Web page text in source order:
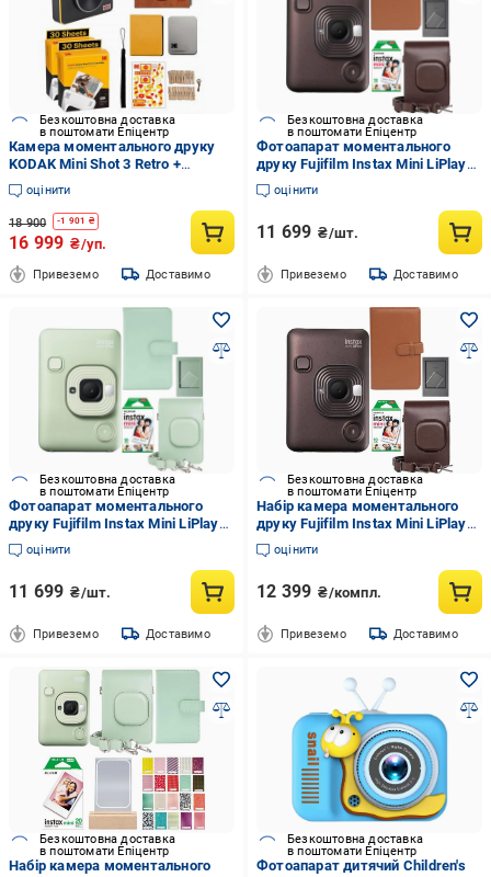
Безкоштовна доставка
в поштомати Епіцентр
Камера моментального друку
KODAK Mini Shot 3 Retro +
фотоплівка 60 шт. + аксесуари
Yellow
оцінити
18 900 -1 901 ₴
16 999 ₴/уп.
Привеземо Доставимо
Безкоштовна доставка
в поштомати Епіцентр
Фотоапарат моментального
друку Fujifilm Instax Mini LiPlay
чохол/фотоальбом 108/
фотоплівка 10 шт./фоторамка
оцінити
11 699 ₴/шт.
Привеземо Доставимо
Безкоштовна доставка
в поштомати Епіцентр
Фотоапарат моментального
друку Fujifilm Instax Mini LiPlay
чохол/фотоальбом 108/
фотоплівка 10 шт./фоторамка
оцінити
11 699 ₴/шт.
Привеземо Доставимо
Безкоштовна доставка
в поштомати Епіцентр
Набір камера моментального
друку Fujifilm Instax Mini LiPlay
Brown/чохол/фотоальбом 108/
фотоплівка 10 шт./фоторамка
оцінити
12 399 ₴/компл.
Привеземо Доставимо
Безкоштовна доставка
в поштомати Епіцентр
Набір камера моментального
Безкоштовна доставка
в поштомати Епіцентр
Фотоапарат дитячий Children's